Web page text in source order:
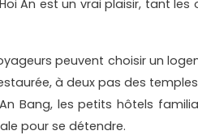
An est un vrai plaisir, tant
peuvent choisir un
à deux pas des
Bang, les petits hôtels
pour se détendre.